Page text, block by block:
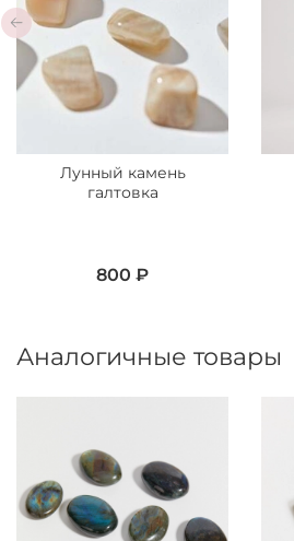
Лунный камень
галтовка
800 ₽
Аналогичные товары